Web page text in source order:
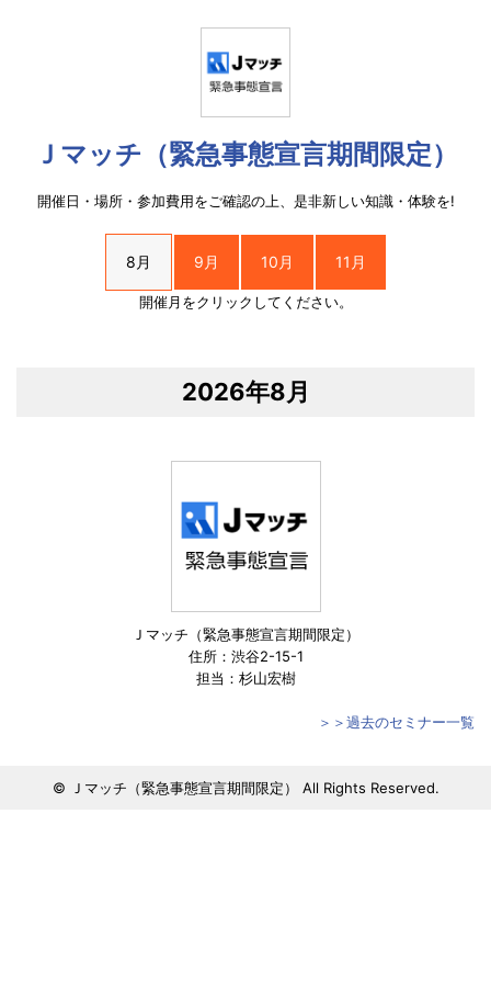
Ｊマッチ（緊急事態宣言期間限定）
開催日・場所・参加費用をご確認の上、是非新しい知識・体験を!
8月 9月 10月 11月
開催月をクリックしてください。
2026年8月
Ｊマッチ（緊急事態宣言期間限定）
住所：渋谷2-15-1
担当：杉山宏樹
＞＞過去のセミナー一覧
© Ｊマッチ（緊急事態宣言期間限定） All Rights Reserved.